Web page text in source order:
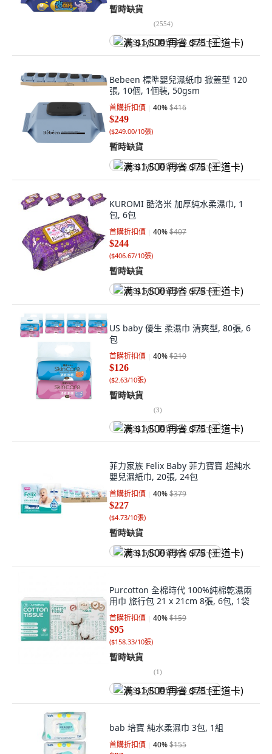
暫時缺貨
(2554)
满 $1,500 再省 $75 (王道卡)
Bebeen 標準嬰兒濕紙巾 掀蓋型 120
張, 10個, 1個裝, 50gsm
首購折扣價 40%$416
$249
($249.00/10張)
暫時缺貨
满 $1,500 再省 $75 (王道卡)
KUROMI 酷洛米 加厚純水柔濕巾, 1
包, 6包
首購折扣價 40%$407
$244
($406.67/10張)
暫時缺貨
满 $1,500 再省 $75 (王道卡)
US baby 優生 柔濕巾 清爽型, 80張, 6
包
首購折扣價 40%$210
$126
($2.63/10張)
暫時缺貨
(3)
满 $1,500 再省 $75 (王道卡)
菲力家族 Felix Baby 菲力寶寶 超純水
嬰兒濕紙巾, 20張, 24包
首購折扣價 40%$379
$227
($4.73/10張)
暫時缺貨
满 $1,500 再省 $75 (王道卡)
Purcotton 全棉時代 100%純棉乾濕兩
用巾 旅行包 21 x 21cm 8張, 6包, 1袋
首購折扣價 40%$159
$95
($158.33/10張)
暫時缺貨
(1)
满 $1,500 再省 $75 (王道卡)
bab 培寶 純水柔濕巾 3包, 1組
首購折扣價 40%$155